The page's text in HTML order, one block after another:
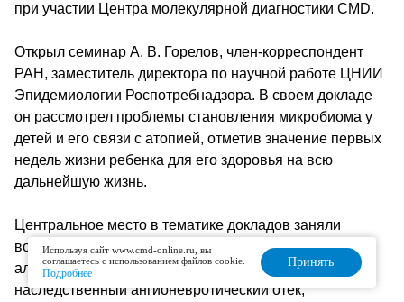
при участии Центра молекулярной диагностики CMD.
Открыл семинар А. В. Горелов, член-корреспондент
РАН, заместитель директора по научной работе ЦНИИ
Эпидемиологии Роспотребнадзора. В своем докладе
он рассмотрел проблемы становления микробиома у
детей и его связи с атопией, отметив значение первых
недель жизни ребенка для его здоровья на всю
дальнейшую жизнь.
Центральное место в тематике докладов заняли
вопросы диагностики и терапии различных
аллергических заболеваний (аллергический ринит,
наследственный ангионевротический отек,
Используя сайт www.cmd-online.ru, вы
соглашаетесь с использованием файлов cookie.
Подробнее
Принять